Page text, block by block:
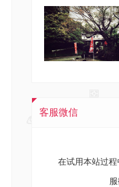
客服微信
在试用本站过